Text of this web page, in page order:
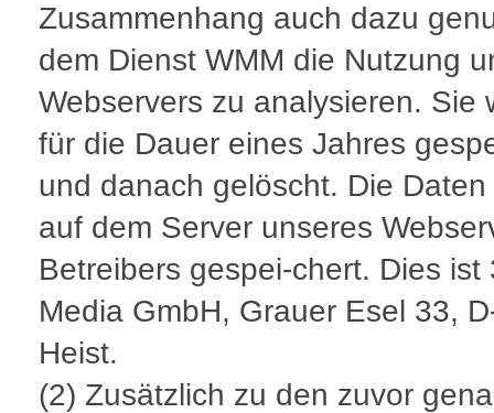
Zusammenhang auch dazu
dem Dienst WMM die Nutzung
Webservers zu analysieren. Sie
für die Dauer eines Jahres
und danach gelöscht. Die
auf dem Server unseres
Betreibers gespei-chert. Dies ist
Media GmbH, Grauer Esel 33,
Heist.
(2) Zusätzlich zu den zuvor